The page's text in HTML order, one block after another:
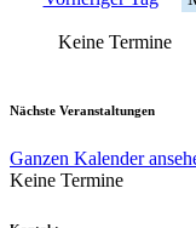
Keine Termine
Nächste Veranstaltungen
Ganzen Kalender
Keine Termine